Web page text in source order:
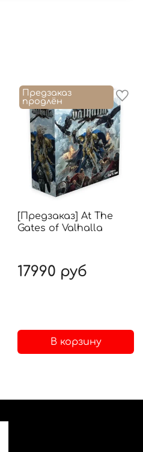
Предзаказ
продлён
[Предзаказ] At The
Gates of Valhalla
17990 руб
В корзину